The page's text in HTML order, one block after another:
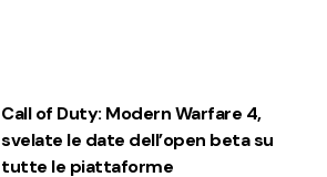
Call of Duty: Modern Warfare 4,
svelate le date dell’open beta su
tutte le piattaforme